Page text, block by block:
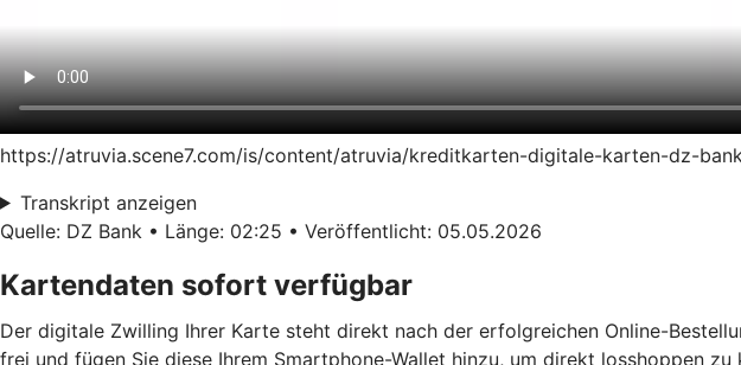
https://atruvia.scene7.com/is/content/atruvia/kreditkarten-digitale-karten-dz-
Transkript anzeigen
Quelle: DZ Bank • Länge: 02:25 • Veröffentlicht: 05.05.2026
Kartendaten sofort verfügbar
Der digitale Zwilling Ihrer Karte steht direkt nach der erfolgreichen Online-
frei und fügen Sie diese Ihrem Smartphone-Wallet hinzu, um direkt losshoppen zu